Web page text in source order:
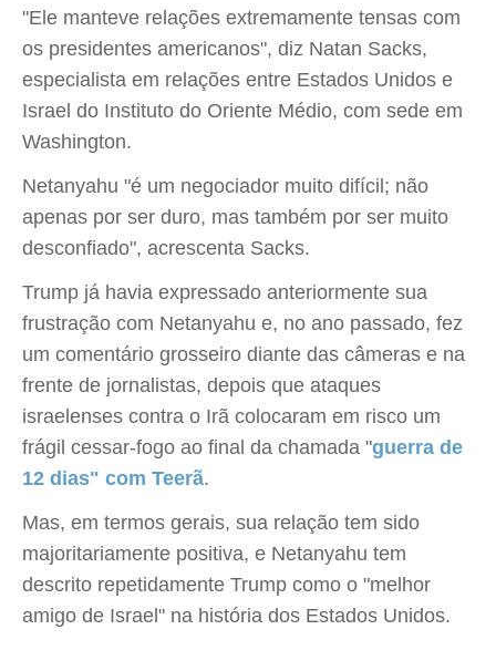
"Ele manteve relações extremamente tensas com
os presidentes americanos", diz Natan Sacks,
especialista em relações entre Estados Unidos e
Israel do Instituto do Oriente Médio, com sede em
Washington.
Netanyahu "é um negociador muito difícil; não
apenas por ser duro, mas também por ser muito
desconfiado", acrescenta Sacks.
Trump já havia expressado anteriormente sua
frustração com Netanyahu e, no ano passado, fez
um comentário grosseiro diante das câmeras e na
frente de jornalistas, depois que ataques
israelenses contra o Irã colocaram em risco um
frágil cessar-fogo ao final da chamada "guerra de
12 dias" com Teerã.
Mas, em termos gerais, sua relação tem sido
majoritariamente positiva, e Netanyahu tem
descrito repetidamente Trump como o "melhor
amigo de Israel" na história dos Estados Unidos.